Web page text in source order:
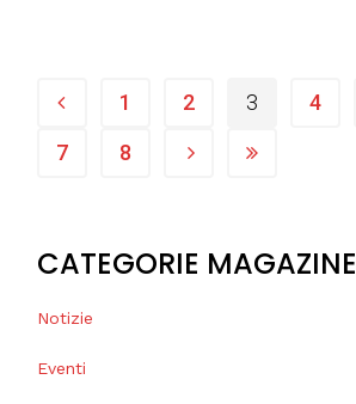
1 2 3 4
7
8
CATEGORIE MAGAZINE
Notizie
Eventi